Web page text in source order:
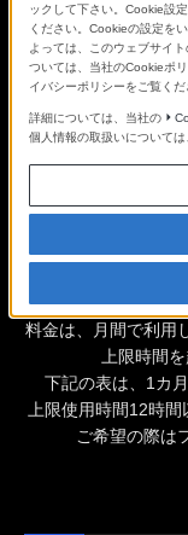
1カ月の上限使用時
1年
料金は、月間で利用
上限時間
下記の表は、1カ
上限使用時間12時
ご希望の際は
ックして下さい。Cookie設
ください。Cookieの設定を
よっては、このウェブサイ
ついては、当社のCookieポ
イバシーポリシーをご覧くだ
詳細については、当社の
個人情報の取扱いについては